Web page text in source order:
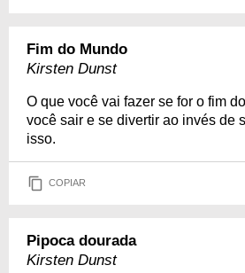
Fim do Mundo
Kirsten Dunst
O que você vai fazer se for o fim
você sair e se divertir ao invés de
isso.
COPIAR
Pipoca dourada
Kirsten Dunst